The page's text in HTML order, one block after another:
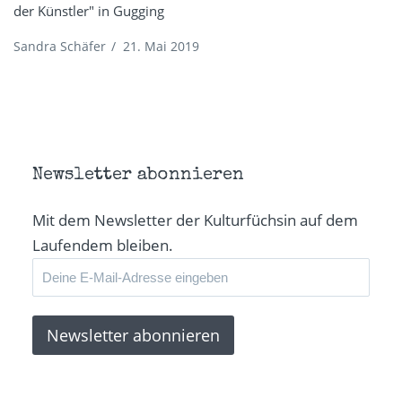
der Künstler" in Gugging
Sandra Schäfer / 21. Mai 2019
Newsletter abonnieren
Mit dem Newsletter der Kulturfüchsin auf dem
Laufendem bleiben.